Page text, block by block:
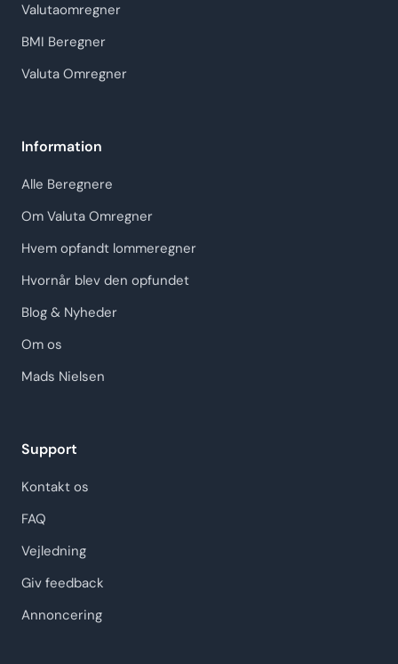
Valutaomregner
BMI Beregner
Valuta Omregner
Information
Alle Beregnere
Om Valuta Omregner
Hvem opfandt lommeregner
Hvornår blev den opfundet
Blog & Nyheder
Om os
Mads Nielsen
Support
Kontakt os
FAQ
Vejledning
Giv feedback
Annoncering